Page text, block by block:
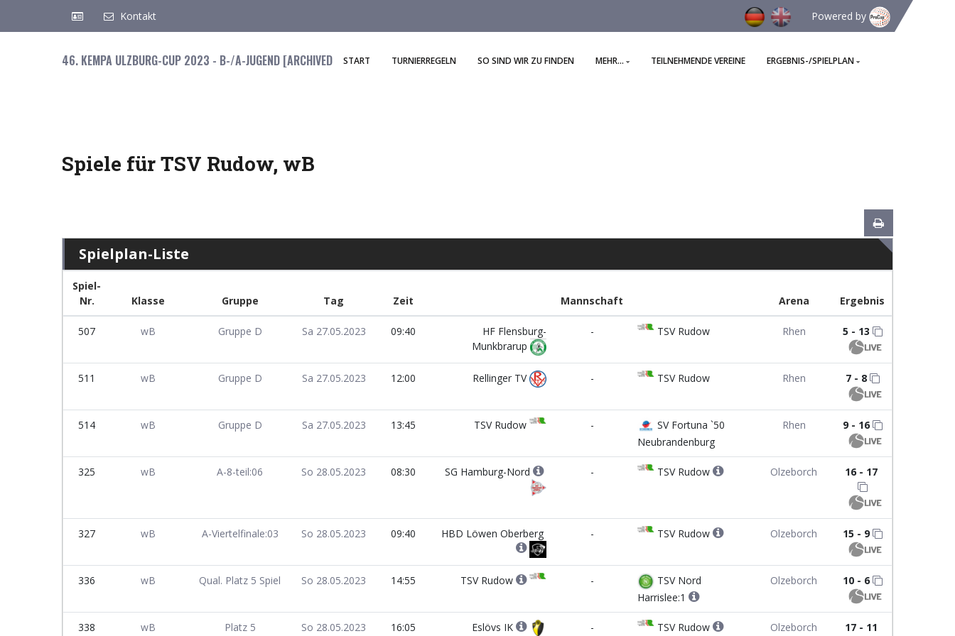
Kontakt Powered by
46. KEMPA ULZBURG-CUP 2023 - B-/A-JUGEND [ARCHIVED START TURNIERREGELN SO SIND WIR ZU FINDEN MEHR... TEILNEHMENDE VEREINE ERGEBNIS-/SPIELPLAN
Spiele für TSV Rudow, wB
Spielplan-Liste
Spiel-
Nr.
Klasse Gruppe Tag Zeit Mannschaft Arena Ergebnis
507 wB Gruppe D Sa 27.05.2023 09:40
HF Flensburg-
Munkbrarup
- TSV Rudow Rhen 5 - 13
511 wB Gruppe D Sa 27.05.2023 12:00 Rellinger TV - TSV Rudow Rhen 7 - 8
514 wB Gruppe D Sa 27.05.2023 13:45 TSV Rudow -
SV Fortuna `50
Neubrandenburg
Rhen 9 - 16
325 wB A-8-teil:06 So 28.05.2023 08:30 SG Hamburg-Nord - TSV Rudow Olzeborch 16 - 17
327 wB A-Viertelfinale:03 So 28.05.2023 09:40 HBD Löwen Oberberg - TSV Rudow Olzeborch 15 - 9
336 wB Qual. Platz 5 Spiel So 28.05.2023 14:55 TSV Rudow -
TSV Nord
Harrislee:1
Olzeborch 10 - 6
338 wB Platz 5 So 28.05.2023 16:05 Eslövs IK - TSV Rudow Olzeborch 17 - 11